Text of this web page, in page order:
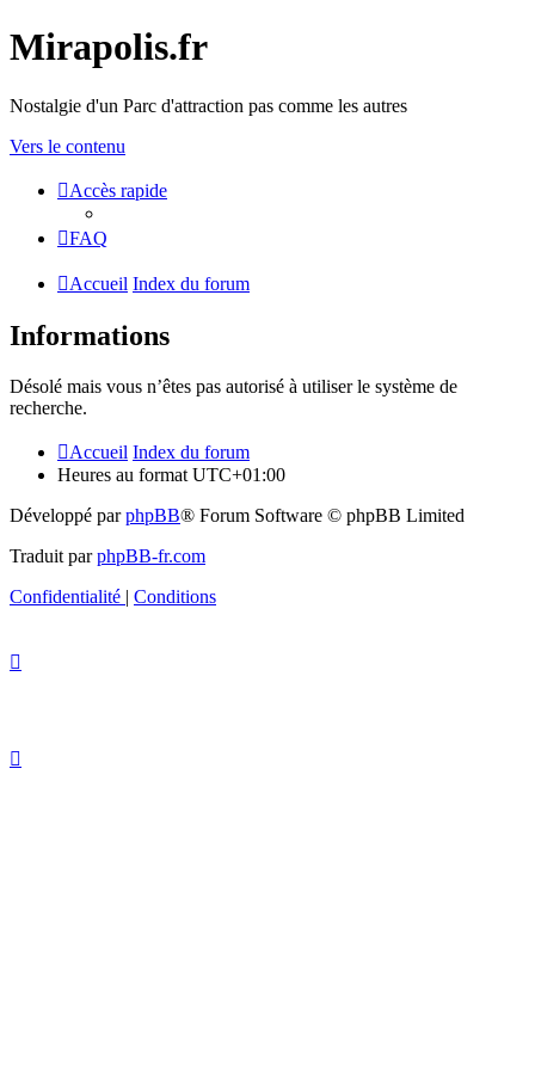
Mirapolis.fr
Nostalgie d'un Parc d'attraction pas comme les autres
Vers le contenu
Accès rapide
FAQ
Accueil Index du forum
Informations
Désolé mais vous n’êtes pas autorisé à utiliser le système de
recherche.
Accueil Index du forum
Heures au format UTC+01:00
Développé parphpBB® Forum Software © phpBB Limited
Traduit parphpBB-fr.com
Confidentialité | Conditions